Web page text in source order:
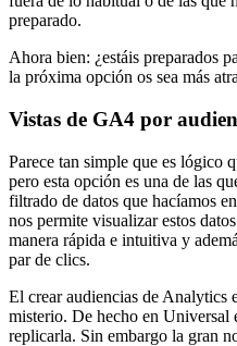
preparado.
Ahora bien: ¿estáis preparados
la próxima opción os sea más
Vistas de GA4 por
Parece tan simple que es lógico
pero esta opción es una de las
filtrado de datos que hacíamos
nos permite visualizar estos
manera rápida e intuitiva y
par de clics.
El crear audiencias de Analytics
misterio. De hecho en Universal
replicarla. Sin embargo la gran